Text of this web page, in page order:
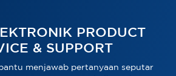
PRODUCT
& SUPPORT
menjawab pertanyaan seputar